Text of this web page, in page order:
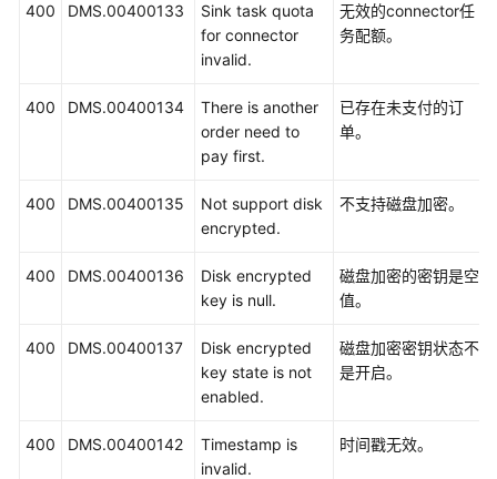
400 DMS.00400133
Sink task quota
for connector
invalid.
无效的connector任
务配额。
400 DMS.00400134
There is another
order need to
pay first.
已存在未支付的订
单。
400 DMS.00400135
Not support disk
encrypted.
不支持磁盘加密。
400 DMS.00400136
Disk encrypted
key is null.
磁盘加密的密钥是空
值。
400 DMS.00400137
Disk encrypted
key state is not
enabled.
磁盘加密密钥状态不
是开启。
400 DMS.00400142
Timestamp is
invalid.
时间戳无效。